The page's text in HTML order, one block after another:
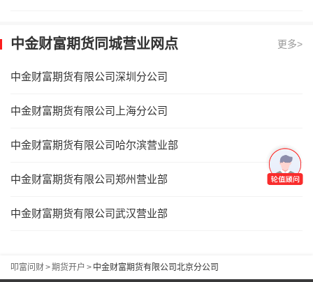
中金财富期货同城营业网点 更多>
中金财富期货有限公司深圳分公司
中金财富期货有限公司上海分公司
中金财富期货有限公司哈尔滨营业部
中金财富期货有限公司郑州营业部
中金财富期货有限公司武汉营业部
叩富问财>期货开户 > 中金财富期货有限公司北京分公司